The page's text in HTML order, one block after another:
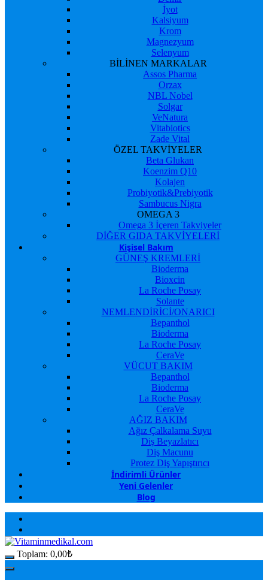
İyot
Kalsiyum
Krom
Magnezyum
Selenyum
BİLİNEN MARKALAR
Assos Pharma
Orzax
NBL Nobel
Solgar
VeNatura
Vitabiotics
Zade Vital
ÖZEL TAKVİYELER
Beta Glukan
Koenzim Q10
Kolajen
Probiyotik&Prebiyotik
Sambucus Nigra
OMEGA 3
Omega 3 İçeren Takviyeler
DİĞER GIDA TAKVİYELERİ
Kişisel Bakım
GÜNEŞ KREMLERİ
Bioderma
Bioxcin
La Roche Posay
Solante
NEMLENDİRİCİ/ONARICI
Bepanthol
Bioderma
La Roche Posay
CeraVe
VÜCUT BAKIM
Bepanthol
Bioderma
La Roche Posay
CeraVe
AĞIZ BAKIM
Ağız Çalkalama Suyu
Diş Beyazlatıcı
Diş Macunu
Protez Diş Yapıştırıcı
İndirimli Ürünler
Yeni Gelenler
Blog
Toplam: 0,00₺